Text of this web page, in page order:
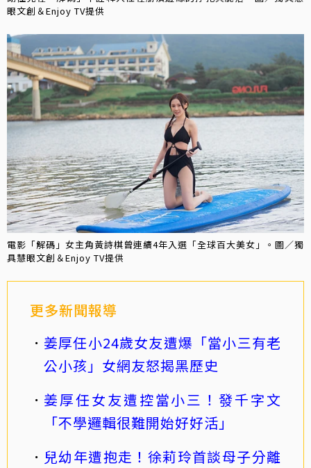
眼文創＆Enjoy TV提供
電影「解碼」女主角黃詩棋曾連續4年入選「全球百大美女」。圖／獨
具慧眼文創＆Enjoy TV提供
更多新聞報導
姜厚任小24歲女友遭爆「當小三有老
公小孩」女網友怒揭黑歷史
姜厚任女友遭控當小三！發千字文
「不學邏輯很難開始好好活」
兒幼年遭抱走！徐莉玲首談母子分離